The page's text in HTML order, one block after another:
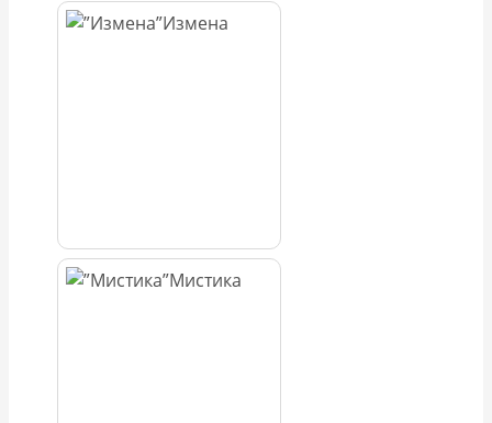
Измена
Мистика